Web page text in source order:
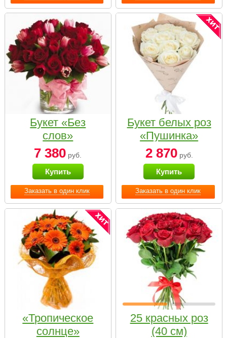
Заказать в один клик
Букет «Без
слов»
7 380 руб.
Купить
Заказать в один клик
Букет белых роз
«Пушинка»
2 870руб.
Купить
«Тропическое
солнце»
25 красных роз
(40 см)